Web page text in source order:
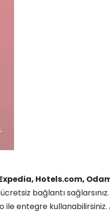
Hotels.com,
bağlantı sağlarsınız.
ile entegre kullanabilirsiniz.